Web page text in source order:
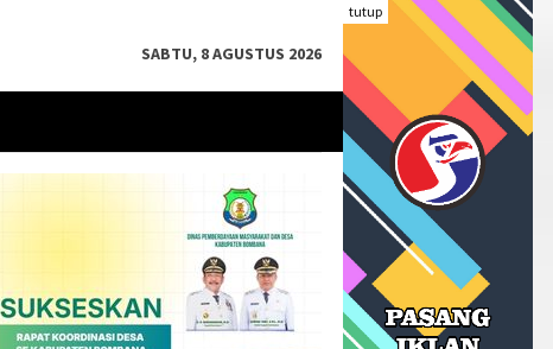
tutup
SABTU, 8 AGUSTUS 2026